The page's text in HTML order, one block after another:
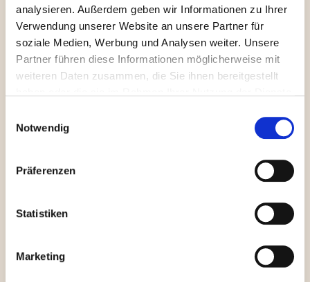
analysieren. Außerdem geben wir Informationen zu Ihrer
Verwendung unserer Website an unsere Partner für
soziale Medien, Werbung und Analysen weiter. Unsere
Partner führen diese Informationen möglicherweise mit
weiteren Daten zusammen, die Sie ihnen bereitgestellt
Notwendig
Präferenzen
Statistiken
Marketing
➡Toxisches Beziehungsmuster:Du suchst
nach einem Partner, der dich beschützt –
aber riskierst, von ihm abhängig zu werden.
➡Warum? Du hast gelernt: „Jemand
➡Typischer Fake-Prinz:
Der Typ, der dich
Ende wird aus „ich kümmere mich um dich“
„Mach dir keine Sorgen, ich
regel das für dich.“
Klingt schön – bis du
merkst, dass du irgendwann keine eigenen
Entscheidungen mehr triffst.